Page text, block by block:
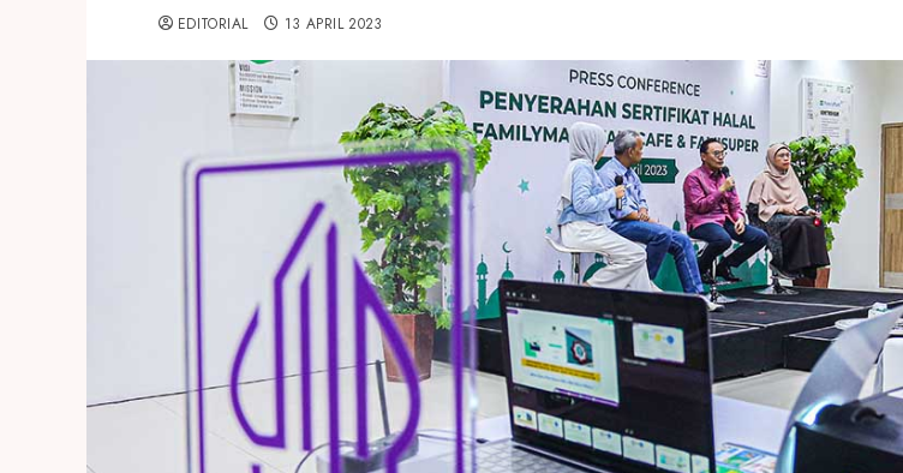
EDITORIAL 13 APRIL 2023